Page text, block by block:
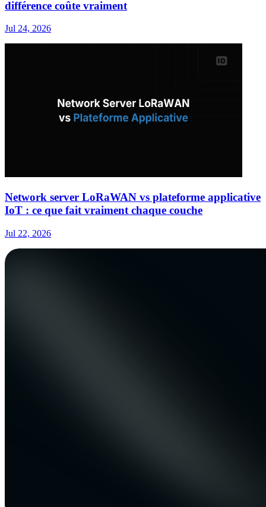
différence coûte vraiment
Jul 24, 2026
Network server LoRaWAN vs plateforme applicative
IoT : ce que fait vraiment chaque couche
Jul 22, 2026